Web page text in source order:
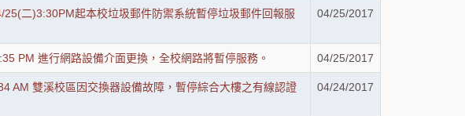
二)3:30PM起本校垃圾郵件防禦系統暫停垃圾郵件回報服
04/25/2017
PM 進行網路設備介面更換，全校網路將暫停服務。 04/25/2017
AM 雙溪校區因交換器設備故障，暫停綜合大樓之有線認證
04/24/2017